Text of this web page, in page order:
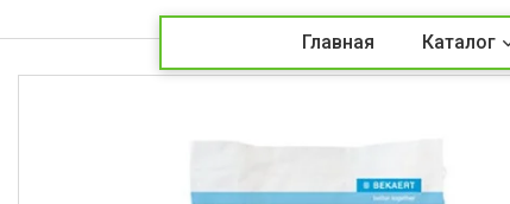
Главная Каталог